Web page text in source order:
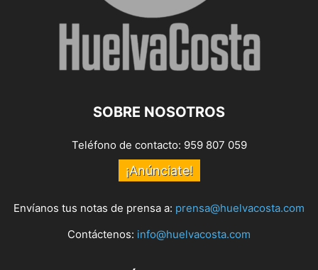
SOBRE NOSOTROS
Teléfono de contacto: 959 807 059
¡Anúnciate!
Envíanos tus notas de prensa a: prensa@huelvacosta.com
Contáctenos: info@huelvacosta.com